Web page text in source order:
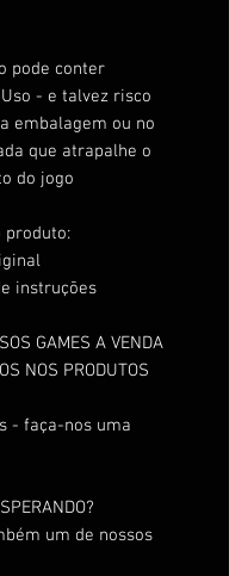
pode conter
- e talvez risco
embalagem ou no
que atrapalhe o
do jogo
produto:
instruções
GAMES A VENDA
NOS PRODUTOS
- faça-nos uma
um de nossos